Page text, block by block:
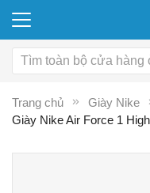
Trang chủ
Giày Nike
Giày Nike Air Force 1